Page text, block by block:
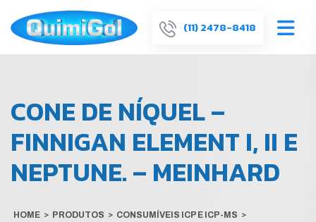
(11) 2478-8418
CONE DE NÍQUEL –
FINNIGAN ELEMENT I, II E
NEPTUNE. – MEINHARD
HOME > PRODUTOS > CONSUMÍVEIS ICP E ICP-MS >